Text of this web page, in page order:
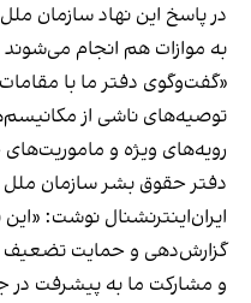
در پاسخ این نهاد سازمان
به موازات هم انجام
«گفت‌وگوی دفتر ما با
توصیه‌های ناشی از
رویه‌های ویژه و
دفتر حقوق بشر سازمان ملل
ایران‌اینترنشنال نوشت: «این
گزارش‌دهی و حمایت تضعیف
و مشارکت ما به پیشرفت